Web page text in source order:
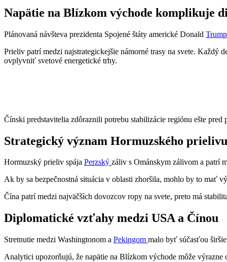
Napätie na Blízkom východe komplikuje
Plánovaná návšteva prezidenta Spojené štáty americké Donald Trump
Prieliv patrí medzi najstrategickejšie námorné trasy na svete. Každý
ovplyvniť svetové energetické trhy.
Čínski predstavitelia zdôraznili potrebu stabilizácie regiónu ešte
Strategický význam Hormuzského prielivu
Hormuzský prieliv spája Perzský záliv s Ománskym zálivom a patrí
Ak by sa bezpečnostná situácia v oblasti zhoršila, mohlo by to mať
Čína patrí medzi najväčších dovozcov ropy na svete, preto má
Diplomatické vzťahy medzi USA a Čínou
Stretnutie medzi Washingtonom a Pekingom malo byť súčasťou
Analytici upozorňujú, že napätie na Blízkom východe môže